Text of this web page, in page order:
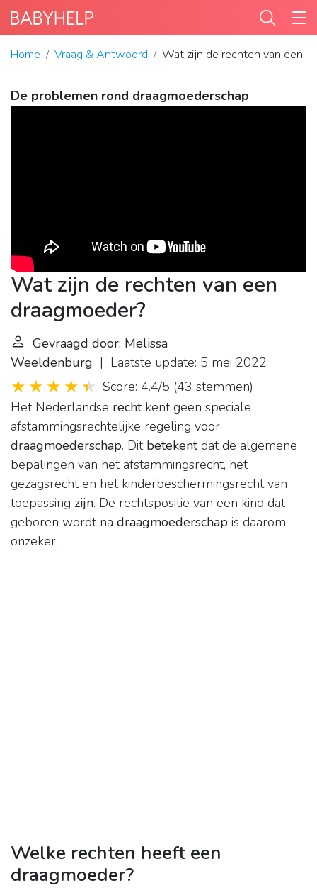
Home Vraag & Antwoord Wat zijn de rechten van een
De problemen rond draagmoederschap
Wat zijn de rechten van een
draagmoeder?
Gevraagd door: Melissa
Weeldenburg | Laatste update: 5 mei 2022
Score: 4.4/5 (43 stemmen)
Het Nederlandse rechtkent geen speciale
afstammingsrechtelijke regeling voor
draagmoederschap. Dit betekentdat de algemene
bepalingen van het afstammingsrecht, het
gezagsrecht en het kinderbeschermingsrecht van
toepassing zijn. De rechtspositie van een kind dat
geboren wordt na draagmoederschap is daarom
onzeker.
Welke rechten heeft een
draagmoeder?